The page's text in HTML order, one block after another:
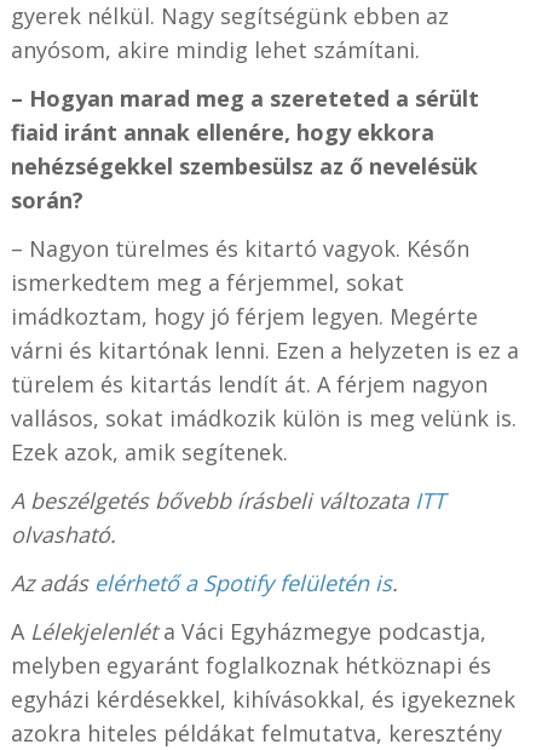
gyerek nélkül. Nagy segítségünk ebben az
anyósom, akire mindig lehet számítani.
– Hogyan marad meg a szereteted a sérült
fiaid iránt annak ellenére, hogy ekkora
nehézségekkel szembesülsz az ő nevelésük
során?
– Nagyon türelmes és kitartó vagyok. Későn
ismerkedtem meg a férjemmel, sokat
imádkoztam, hogy jó férjem legyen. Megérte
várni és kitartónak lenni. Ezen a helyzeten is ez a
türelem és kitartás lendít át. A férjem nagyon
vallásos, sokat imádkozik külön is meg velünk is.
Ezek azok, amik segítenek.
A beszélgetés bővebb írásbeli változata ITT
olvasható.
Az adás elérhető a Spotify felületén is.
A Lélekjelenléta Váci Egyházmegye podcastja,
melyben egyaránt foglalkoznak hétköznapi és
egyházi kérdésekkel, kihívásokkal, és igyekeznek
azokra hiteles példákat felmutatva, keresztény